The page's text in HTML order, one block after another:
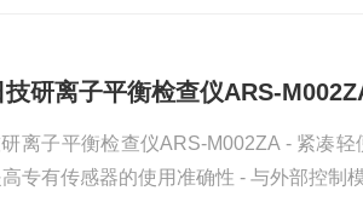
研离子平衡检查仪ARS-
离子平衡检查仪ARS-M002ZA - 紧凑
专有传感器的使用准确性 - 与外部控制